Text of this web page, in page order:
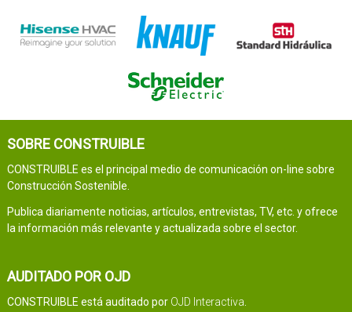
SOBRE CONSTRUIBLE
CONSTRUIBLE es el principal medio de comunicación on-line sobre
Construcción Sostenible.
Publica diariamente noticias, artículos, entrevistas, TV, etc. y ofrece
la información más relevante y actualizada sobre el sector.
AUDITADO POR OJD
CONSTRUIBLE está auditado por OJD Interactiva